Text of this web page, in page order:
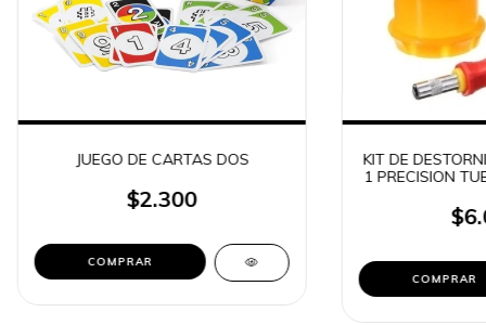
JUEGO DE CARTAS DOS
$2.300
KIT DE
1 PRECISION